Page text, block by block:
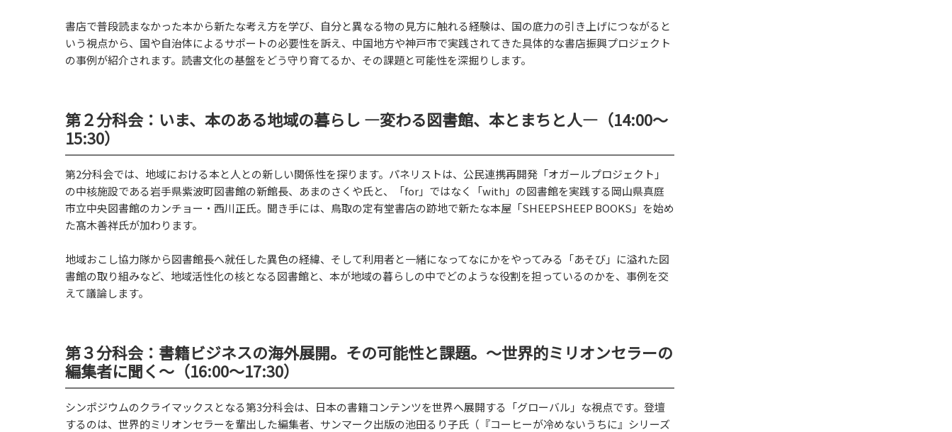
書店で普段読まなかった本から新たな考え方を学び、自分と異なる物の見方に触れる経験は、国の底力の引き上げにつながると
いう視点から、国や自治体によるサポートの必要性を訴え、中国地方や神戸市で実践されてきた具体的な書店振興プロジェクト
の事例が紹介されます。読書文化の基盤をどう守り育てるか、その課題と可能性を深掘りします。
第２分科会：いま、本のある地域の暮らし ―変わる図書館、本とまちと人―（14:00～
15:30）
第2分科会では、地域における本と人との新しい関係性を探ります。パネリストは、公民連携再開発「オガールプロジェクト」
の中核施設である岩手県紫波町図書館の新館長、あまのさくや氏と、「for」ではなく「with」の図書館を実践する岡山県真庭
市立中央図書館のカンチョー・西川正氏。聞き手には、鳥取の定有堂書店の跡地で新たな本屋「SHEEPSHEEP BOOKS」を始め
た髙木善祥氏が加わります。
地域おこし協力隊から図書館長へ就任した異色の経緯、そして利用者と一緒になってなにかをやってみる「あそび」に溢れた図
書館の取り組みなど、地域活性化の核となる図書館と、本が地域の暮らしの中でどのような役割を担っているのかを、事例を交
えて議論します。
第３分科会：書籍ビジネスの海外展開。その可能性と課題。～世界的ミリオンセラーの
編集者に聞く～（16:00～17:30）
シンポジウムのクライマックスとなる第3分科会は、日本の書籍コンテンツを世界へ展開する「グローバル」な視点です。登壇
するのは、世界的ミリオンセラーを輩出した編集者、サンマーク出版の池田るり子氏（『コーヒーが冷めないうちに』シリーズ